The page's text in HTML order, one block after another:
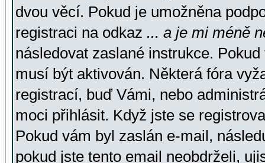
dvou věcí. Pokud je umožněna
registraci na odkaz ... a je mi méně
následovat zaslané instrukce.
musí být aktivován. Některá fóra
registrací, buď Vámi, nebo
moci přihlásit. Když jste se
Pokud vám byl zaslán e-mail,
pokud jste tento email neobdrželi,